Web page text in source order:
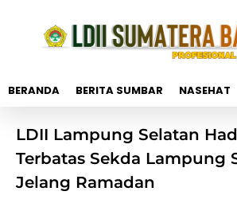
BERANDA BERITA SUMBAR NASEHAT
LDII Lampung Selatan
Terbatas Sekda Lampung
Jelang Ramadan